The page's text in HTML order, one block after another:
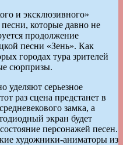
и эксклюзивного»
которые давно не
продолжение
песни «Зень». Как
городах тура зрителей
сюрпризы.
уделяют серьезное
раз сцена предстанет в
замка, а
экран будет
персонажей песен.
художники-аниматоры из